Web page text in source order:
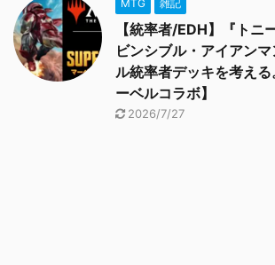
MTG 雑記
【統率者/EDH】『トニ
ビンシブル・アイアン
ル統率者デッキを考え
ーベルコラボ】
2026/7/27